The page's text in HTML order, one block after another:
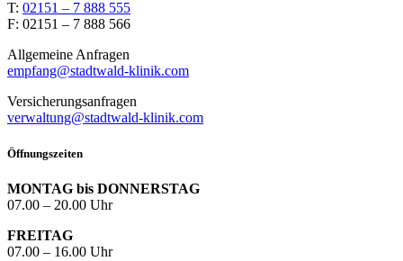
T: 02151 – 7 888 555
F: 02151 – 7 888 566
Allgemeine Anfragen
empfang@stadtwald-klinik.com
Versicherungsanfragen
verwaltung@stadtwald-klinik.com
Öffnungszeiten
MONTAG bis DONNERSTAG
07.00 – 20.00 Uhr
FREITAG
07.00 – 16.00 Uhr